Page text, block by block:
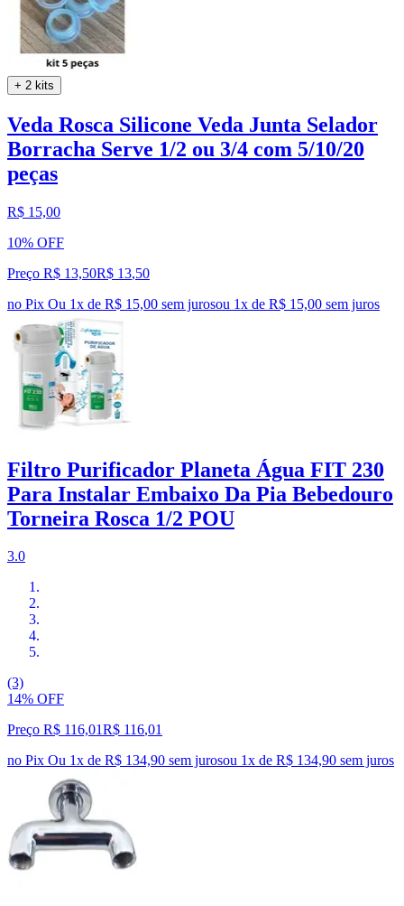
+ 2 kits
Veda Rosca Silicone Veda Junta Selador
Borracha Serve 1/2 ou 3/4 com 5/10/20
peças
R$ 15,00
10% OFF
Preço R$ 13,50R$ 13,50
no Pix Ou 1x de R$ 15,00 sem jurosou 1x de R$ 15,00 sem juros
Filtro Purificador Planeta Água FIT 230
Para Instalar Embaixo Da Pia Bebedouro
Torneira Rosca 1/2 POU
3.0
(3)
14% OFF
Preço R$ 116,01R$ 116,01
no Pix Ou 1x de R$ 134,90 sem jurosou 1x de R$ 134,90 sem juros